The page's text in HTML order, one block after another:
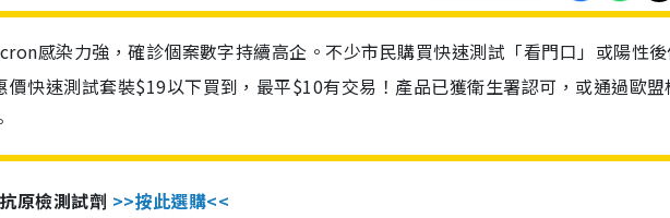
感染力強，確診個案數字持續高企。不少市民購買快速測試「看門口」或陽性
價快速測試套裝$19以下買到，最平$10有交易！產品已獲衛生署認可，或通過歐盟
原檢測試劑 >>按此選購<<